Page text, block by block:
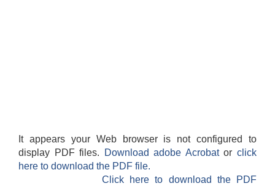
It appears your Web browser is not configured to
display PDF files.
Download adobe Acrobatorclick
here to download the PDF file.
Click here to download the PDF